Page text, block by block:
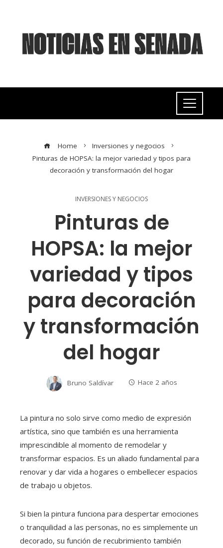
Home
Inversiones y negocios
Pinturas de HOPSA: la mejor variedad y tipos para
decoración y transformación del hogar
INVERSIONES Y NEGOCIOS
Pinturas de
HOPSA: la mejor
variedad y tipos
para decoración
y transformación
del hogar
Bruno Saldívar Hace 2 años
La pintura no solo sirve como medio de expresión
artística, sino que también es una herramienta
imprescindible al momento de remodelar y
transformar espacios. Es un aliado fundamental para
renovar y dar vida a hogares o embellecer espacios
de trabajo u objetos.
Si bien la pintura funciona para despertar emociones
o tranquilidad a las personas, no es simplemente un
decorado, su función de recubrimiento también